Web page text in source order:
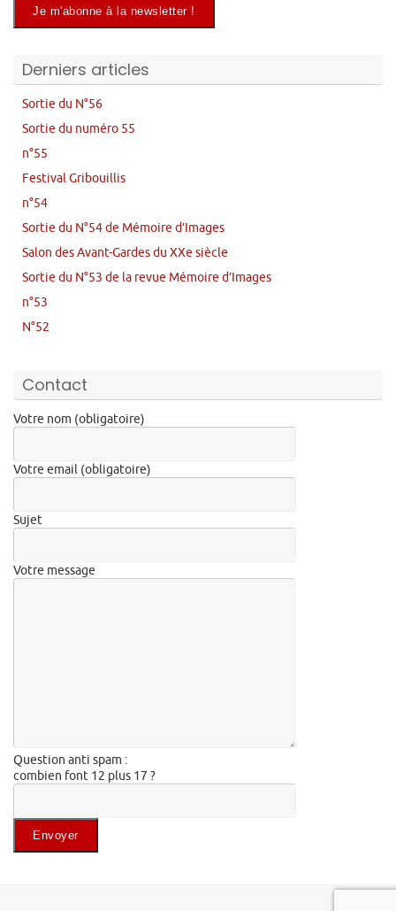
Derniers articles
Sortie du N°56
Sortie du numéro 55
n°55
Festival Gribouillis
n°54
Sortie du N°54 de Mémoire d’Images
Salon des Avant-Gardes du XXe siècle
Sortie du N°53 de la revue Mémoire d’Images
n°53
N°52
Contact
Votre nom (obligatoire)
Votre email (obligatoire)
Sujet
Votre message
Question anti spam :
combien font 12 plus 17 ?